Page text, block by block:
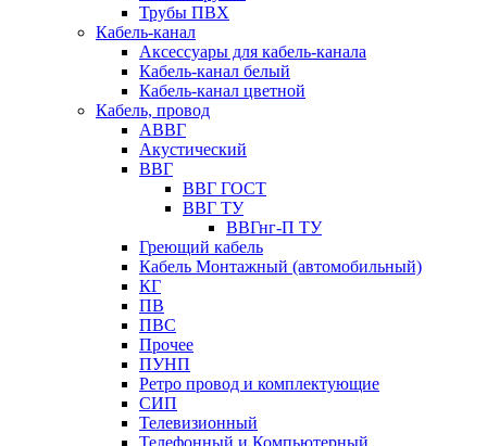
Трубы ПВХ
Кабель-канал
Аксессуары для кабель-канала
Кабель-канал белый
Кабель-канал цветной
Кабель, провод
АВВГ
Акустический
ВВГ
ВВГ ГОСТ
ВВГ ТУ
ВВГнг-П ТУ
Греющий кабель
Кабель Монтажный (автомобильный)
КГ
ПВ
ПВС
Прочее
ПУНП
Ретро провод и комплектующие
СИП
Телевизионный